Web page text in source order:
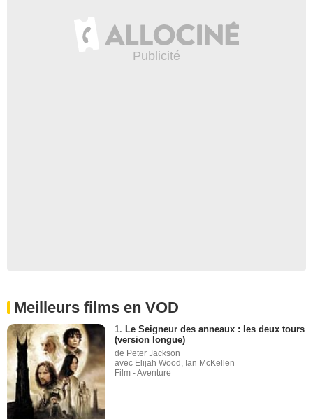
Meilleurs films en VOD
1. Le Seigneur des anneaux : les deux tours
(version longue)
de Peter Jackson
avec Elijah Wood, Ian McKellen
Film - Aventure